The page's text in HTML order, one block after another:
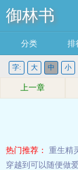
御林书
分类 排
字: 大 中 小
上一章
热门推荐： 重生精
穿越到可以随便做